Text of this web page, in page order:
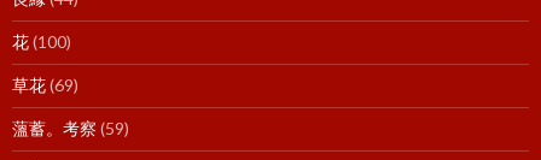
花(100)
草花(69)
薀蓄。考察 (59)